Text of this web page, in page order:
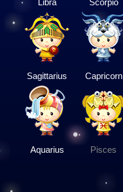
Libra Scorpio
Sagittarius Capricorn
Aquarius Pisces